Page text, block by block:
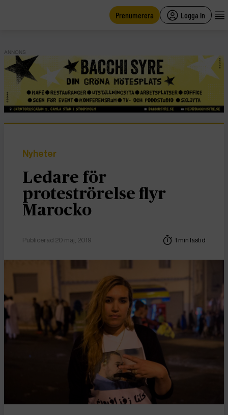
Prenumerera Logga in
ANNONS
Nyheter
Ledare för
proteströrelse flyr
Marocko
Publicerad 20 maj, 2019 1 min lästid